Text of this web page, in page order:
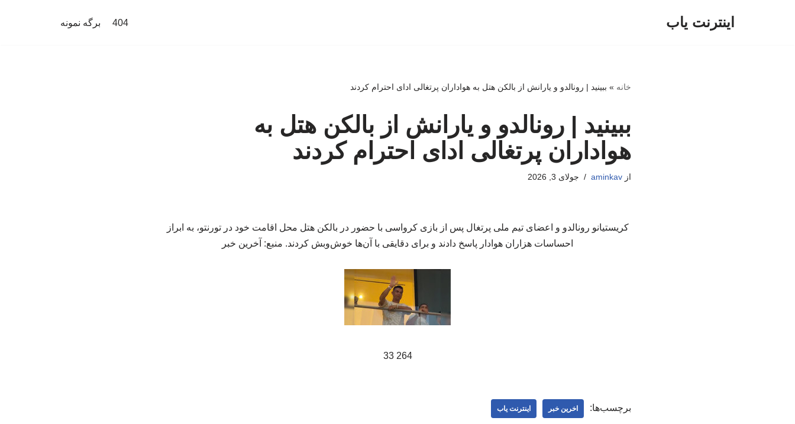
اینترنت یاب 404 برگه نمونه
خانه » ببینید | رونالدو و یارانش از بالکن هتل به هواداران پرتغالی ادای احترام کردند
ببینید | رونالدو و یارانش از بالکن هتل به
هواداران پرتغالی ادای احترام کردند
ازaminkav جولای 3, 2026
کریستیانو رونالدو و اعضای تیم ملی پرتغال پس از بازی کرواسی با حضور در بالکن هتل محل اقامت خود در تورنتو، به ابراز
احساسات هزاران هوادار پاسخ دادند و برای دقایقی با آن‌ها خوش‌وبش کردند. منبع: آخرین خبر
264 33
برچسب‌ها: اخرین خبر اینترنت یاب